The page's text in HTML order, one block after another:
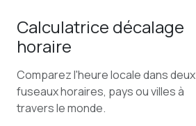
Calculatrice décalage
horaire
Comparez l'heure locale dans deux
fuseaux horaires, pays ou villes à
travers le monde.